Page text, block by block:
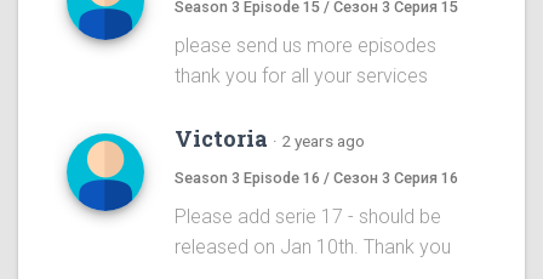
Season 3 Episode 15 / Сезон 3 Серия 15
please send us more episodes
thank you for all your services
Victoria · 2 years ago
Season 3 Episode 16 / Сезон 3 Серия 16
Please add serie 17 - should be
released on Jan 10th. Thank you